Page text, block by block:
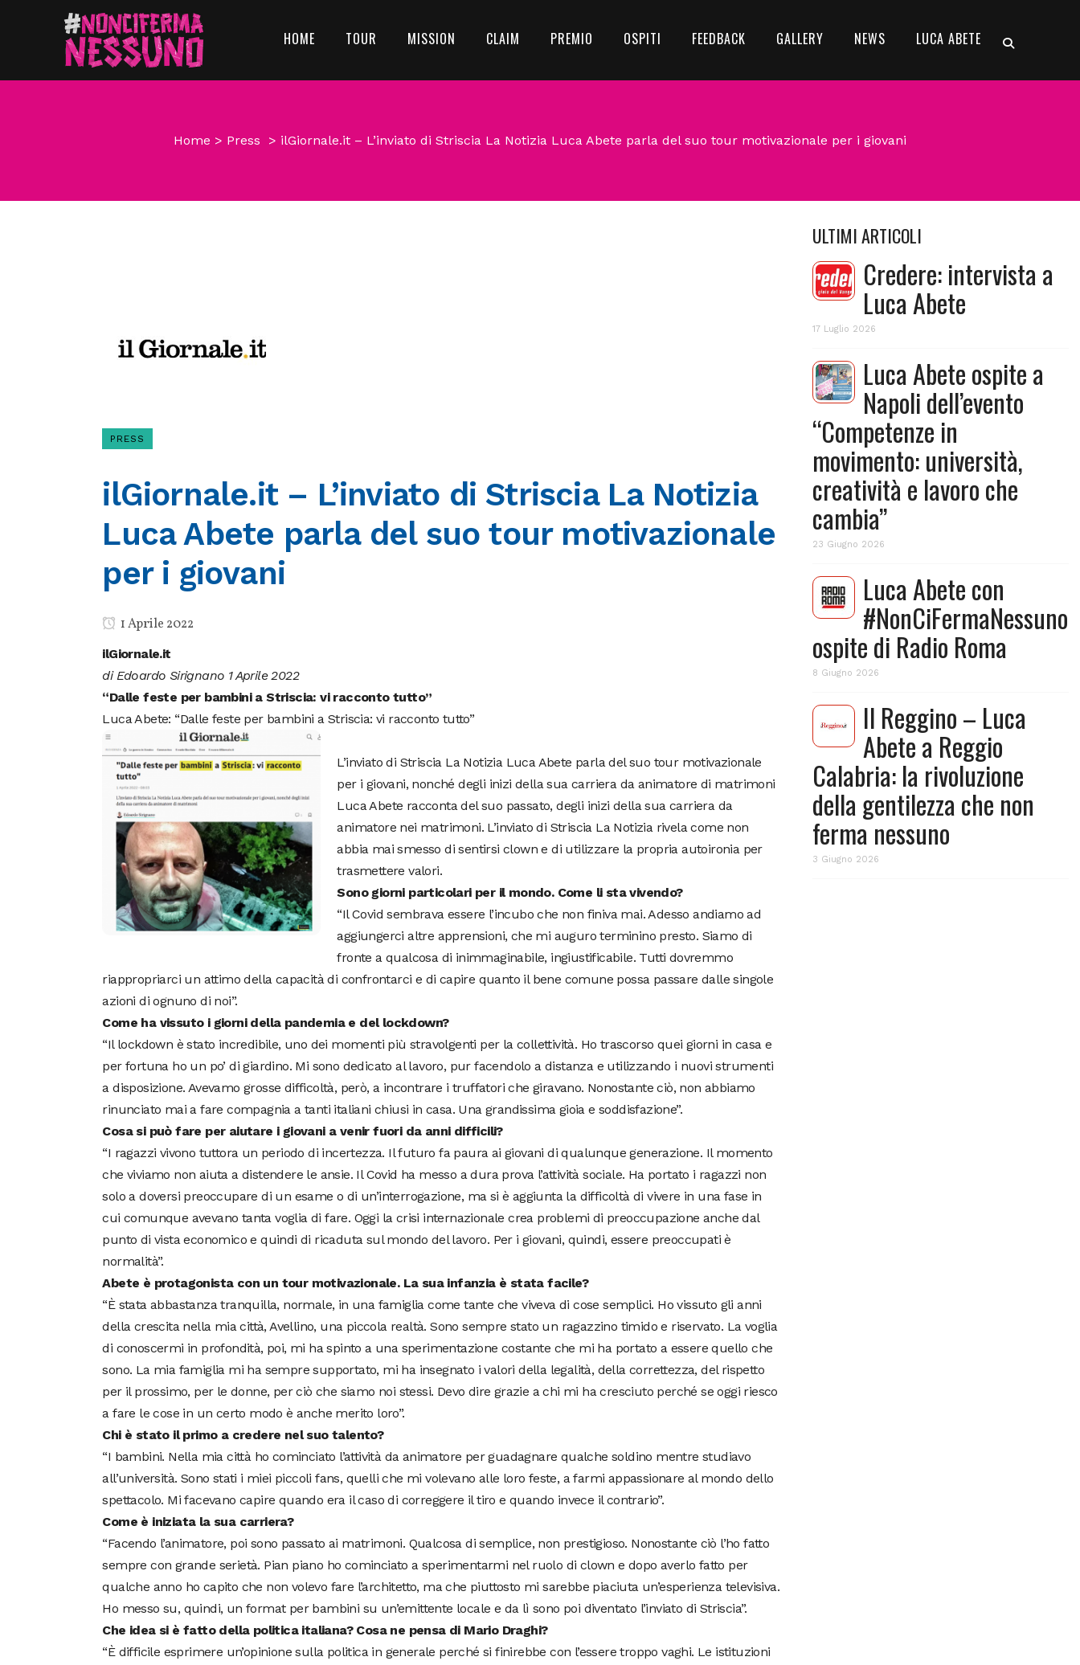
HOME TOUR MISSION CLAIM PREMIO OSPITI FEEDBACK GALLERY NEWS LUCA ABETE
Home > Press > ilGiornale.it – L’inviato di Striscia La Notizia Luca Abete parla del suo tour motivazionale per i giovani
PRESS
ilGiornale.it – L’inviato di Striscia La Notizia
Luca Abete parla del suo tour motivazionale
per i giovani
1 Aprile 2022
ilGiornale.it
di Edoardo Sirignano 1 Aprile 2022
“Dalle feste per bambini a Striscia: vi racconto tutto”
Luca Abete: “Dalle feste per bambini a Striscia: vi racconto tutto”
L’inviato di Striscia La Notizia Luca Abete parla del suo tour motivazionale
per i giovani, nonché degli inizi della sua carriera da animatore di matrimoni
Luca Abete racconta del suo passato, degli inizi della sua carriera da
animatore nei matrimoni. L’inviato di Striscia La Notizia rivela come non
abbia mai smesso di sentirsi clown e di utilizzare la propria autoironia per
trasmettere valori.
Sono giorni particolari per il mondo. Come li sta vivendo?
“Il Covid sembrava essere l’incubo che non finiva mai. Adesso andiamo ad
aggiungerci altre apprensioni, che mi auguro terminino presto. Siamo di
fronte a qualcosa di inimmaginabile, ingiustificabile. Tutti dovremmo
riappropriarci un attimo della capacità di confrontarci e di capire quanto il bene comune possa passare dalle singole
azioni di ognuno di noi”.
Come ha vissuto i giorni della pandemia e del lockdown?
“Il lockdown è stato incredibile, uno dei momenti più stravolgenti per la collettività. Ho trascorso quei giorni in casa e
per fortuna ho un po’ di giardino. Mi sono dedicato al lavoro, pur facendolo a distanza e utilizzando i nuovi strumenti
a disposizione. Avevamo grosse difficoltà, però, a incontrare i truffatori che giravano. Nonostante ciò, non abbiamo
rinunciato mai a fare compagnia a tanti italiani chiusi in casa. Una grandissima gioia e soddisfazione”.
Cosa si può fare per aiutare i giovani a venir fuori da anni difficili?
“I ragazzi vivono tuttora un periodo di incertezza. Il futuro fa paura ai giovani di qualunque generazione. Il momento
che viviamo non aiuta a distendere le ansie. Il Covid ha messo a dura prova l’attività sociale. Ha portato i ragazzi non
solo a doversi preoccupare di un esame o di un’interrogazione, ma si è aggiunta la difficoltà di vivere in una fase in
cui comunque avevano tanta voglia di fare. Oggi la crisi internazionale crea problemi di preoccupazione anche dal
punto di vista economico e quindi di ricaduta sul mondo del lavoro. Per i giovani, quindi, essere preoccupati è
normalità”.
Abete è protagonista con un tour motivazionale. La sua infanzia è stata facile?
“È stata abbastanza tranquilla, normale, in una famiglia come tante che viveva di cose semplici. Ho vissuto gli anni
della crescita nella mia città, Avellino, una piccola realtà. Sono sempre stato un ragazzino timido e riservato. La voglia
di conoscermi in profondità, poi, mi ha spinto a una sperimentazione costante che mi ha portato a essere quello che
sono. La mia famiglia mi ha sempre supportato, mi ha insegnato i valori della legalità, della correttezza, del rispetto
per il prossimo, per le donne, per ciò che siamo noi stessi. Devo dire grazie a chi mi ha cresciuto perché se oggi riesco
a fare le cose in un certo modo è anche merito loro”.
Chi è stato il primo a credere nel suo talento?
“I bambini. Nella mia città ho cominciato l’attività da animatore per guadagnare qualche soldino mentre studiavo
all’università. Sono stati i miei piccoli fans, quelli che mi volevano alle loro feste, a farmi appassionare al mondo dello
spettacolo. Mi facevano capire quando era il caso di correggere il tiro e quando invece il contrario”.
Come è iniziata la sua carriera?
“Facendo l’animatore, poi sono passato ai matrimoni. Qualcosa di semplice, non prestigioso. Nonostante ciò l’ho fatto
sempre con grande serietà. Pian piano ho cominciato a sperimentarmi nel ruolo di clown e dopo averlo fatto per
qualche anno ho capito che non volevo fare l’architetto, ma che piuttosto mi sarebbe piaciuta un’esperienza televisiva.
Ho messo su, quindi, un format per bambini su un’emittente locale e da lì sono poi diventato l’inviato di Striscia”.
Che idea si è fatto della politica italiana? Cosa ne pensa di Mario Draghi?
“È difficile esprimere un’opinione sulla politica in generale perché si finirebbe con l’essere troppo vaghi. Le istituzioni
ULTIMI ARTICOLI
Credere: intervista a
Luca Abete
17 Luglio 2026
Luca Abete ospite a
Napoli dell’evento
“Competenze in
movimento: università,
creatività e lavoro che
cambia”
23 Giugno 2026
Luca Abete con
#NonCiFermaNessuno
ospite di Radio Roma
8 Giugno 2026
Il Reggino – Luca
Abete a Reggio
Calabria: la rivoluzione
della gentilezza che non
ferma nessuno
3 Giugno 2026